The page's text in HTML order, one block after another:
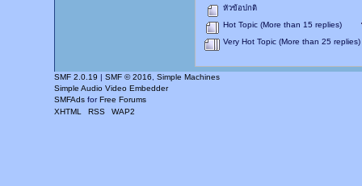
หัวข้อปกติ
Hot Topic (More than 15 replies)
Very Hot Topic (More than 25 replies)
SMF 2.0.19 | SMF © 2016
Simple Machines
Simple Audio Video Embedder
SMFAds forFree Forums
XHTML
RSS WAP2